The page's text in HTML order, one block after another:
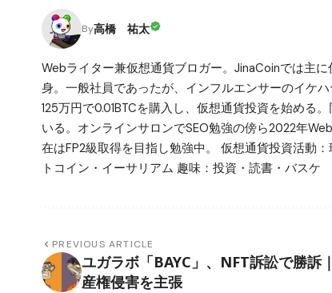
By高橋 祐太
Webライター兼仮想通貨ブロガー。JinaCoinでは主
身。一般社員であったが、インフルエンサーのイケ
125万円で0.01BTCを購入し、仮想通貨投資を始める
いる。オンラインサロンでSEO勉強の傍ら2022年
在はFP2級取得を目指し勉強中。 仮想通貨投資活動
トコイン・イーサリアム 趣味：投資・読書・バスケ
PREVIOUS ARTICLE
ユガラボ「BAYC」、NFT訴訟で勝訴
産権侵害を主張